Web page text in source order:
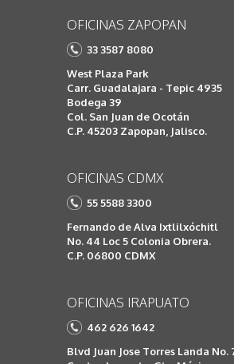
OFICINAS ZAPOPAN
33 3587 8080
West Plaza Park
Carr. Guadalajara - Tepic 4935
Bodega 39
Col. San Juan de Ocotán
C.P. 45203 Zapopan, Jalisco.
OFICINAS CDMX
55 5588 3300
Fernando de Alva Ixtlilxóchitl
No. 44 Loc 5 Colonia Obrera.
C.P. 06800 CDMX
OFICINAS IRAPUATO
462 626 1642
Blvd Juan Jose Torres Landa No.